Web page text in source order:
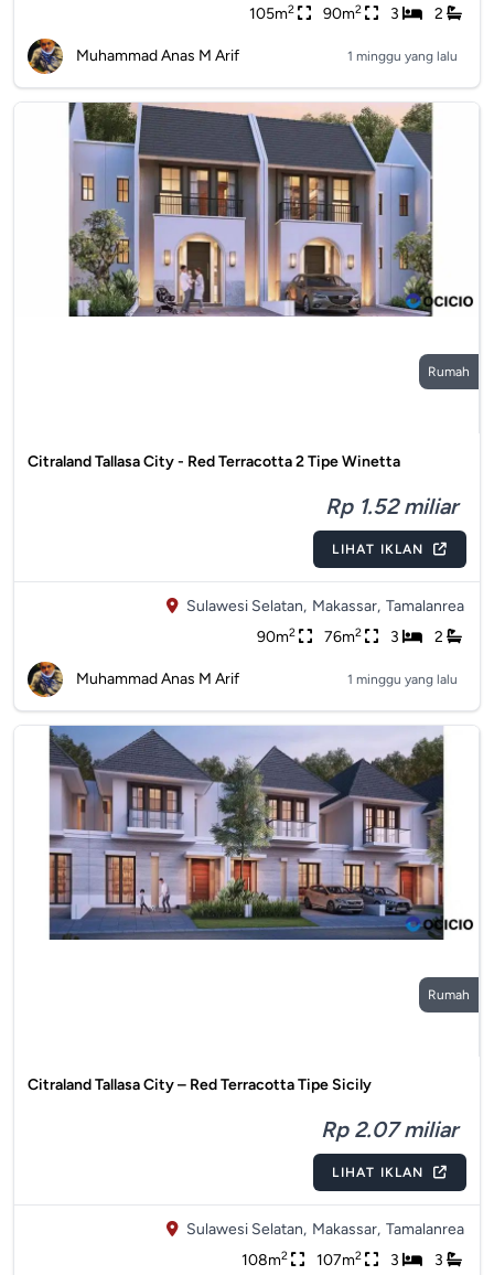
105m2 90m2 3 2
Muhammad Anas M Arif 1 minggu yang lalu
Rumah
Citraland Tallasa City - Red Terracotta 2 Tipe Winetta
Rp 1.52 miliar
LIHAT IKLAN
Sulawesi Selatan, Makassar, Tamalanrea
90m2 76m2 3 2
Muhammad Anas M Arif 1 minggu yang lalu
Rumah
Citraland Tallasa City – Red Terracotta Tipe Sicily
Rp 2.07 miliar
LIHAT IKLAN
Sulawesi Selatan, Makassar, Tamalanrea
108m2 107m2 3 3